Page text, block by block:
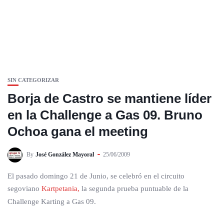
SIN CATEGORIZAR
Borja de Castro se mantiene líder
en la Challenge a Gas 09. Bruno
Ochoa gana el meeting
By José González Mayoral 25/06/2009
El pasado domingo 21 de Junio, se celebró en el circuito
segoviano Kartpetania, la segunda prueba puntuable de la
Challenge Karting a Gas 09.